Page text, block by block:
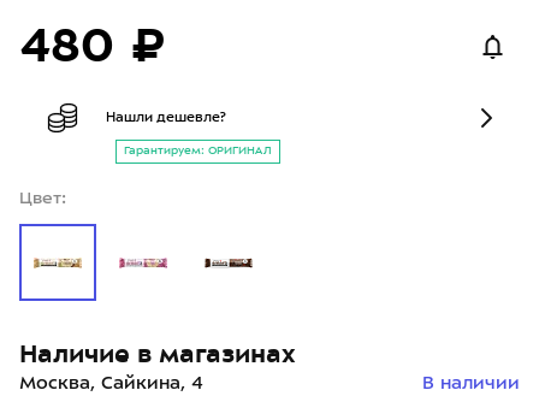
480 ₽
Нашли дешевле?
Гарантируем: ОРИГИНАЛ
Цвет:
Наличие в магазинах
Москва, Сайкина, 4
В наличии